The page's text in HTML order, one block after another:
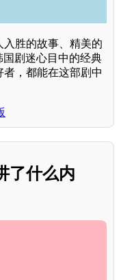
胜的故事、精美的
剧迷心目中的经典
，都能在这部剧中
了什么内